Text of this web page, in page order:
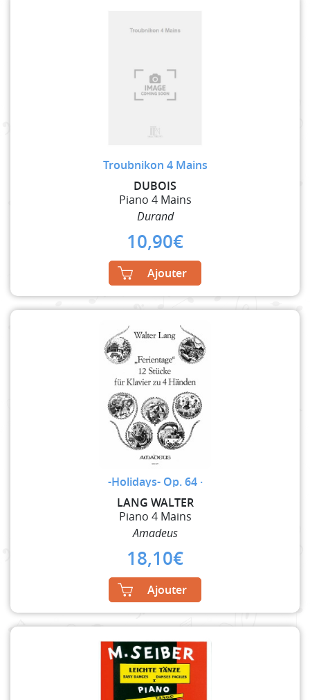
Troubnikon 4 Mains
DUBOIS
Piano 4 Mains
Durand
10,90€
Ajouter
-Holidays- Op. 64 ·
LANG WALTER
Piano 4 Mains
Amadeus
18,10€
Ajouter